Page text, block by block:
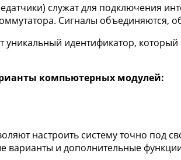
служат для подключения
Сигналы объединяются,
идентификатор,
компьютерных модулей:
настроить систему точно под
варианты и дополнительные